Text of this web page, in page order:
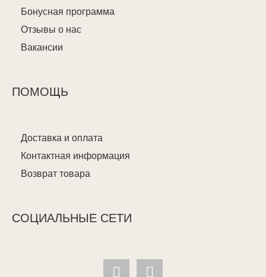
Бонусная программа
Отзывы о нас
Вакансии
ПОМОЩЬ
Доставка и оплата
Контактная информация
Возврат товара
СОЦИАЛЬНЫЕ СЕТИ